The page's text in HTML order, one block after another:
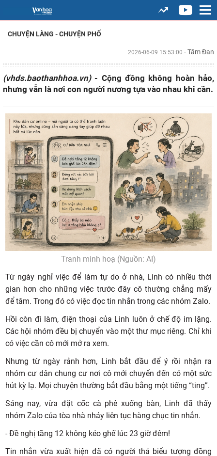
CHUYỆN LÀNG - CHUYỆN PHỐ
2026-06-09 15:53:00 - Tâm Đan
(vhds.baothanhhoa.vn)- Cộng đồng không hoàn hảo,
nhưng vẫn là nơi con người nương tựa vào nhau khi cần.
Tranh minh hoạ (Nguồn: AI)
Từ ngày nghỉ việc để làm tự do ở nhà, Linh có nhiều thời
gian hơn cho những việc trước đây cô thường chẳng mấy
để tâm. Trong đó có việc đọc tin nhắn trong các nhóm Zalo.
Hồi còn đi làm, điện thoại của Linh luôn ở chế độ im lặng.
Các hội nhóm đều bị chuyển vào một thư mục riêng. Chỉ khi
có việc cần cô mới mở ra xem.
Nhưng từ ngày rảnh hơn, Linh bắt đầu để ý rồi nhận ra
nhóm cư dân chung cư nơi cô mới chuyển đến có một sức
hút kỳ lạ. Mọi chuyện thường bắt đầu bằng một tiếng “ting”.
Sáng nay, vừa đặt cốc cà phê xuống bàn, Linh đã thấy
nhóm Zalo của tòa nhà nhảy liên tục hàng chục tin nhắn.
- Đề nghị tầng 12 không kéo ghế lúc 23 giờ đêm!
Tin nhắn vừa xuất hiện đã có người thả biểu tượng đồng